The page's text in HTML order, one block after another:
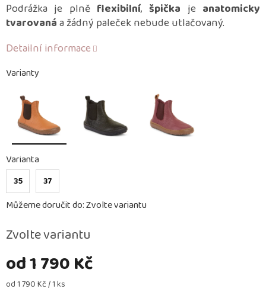
od1 790 Kč
Měrná
od 1 790 Kč / 1 ks
Zvolte variantu
Varianty
Varianta
35 37
Můžeme doručit do:Zvolte variantu
Podrážka je plně flexibilní,špička je anatomicky
tvarovanáa žádný paleček nebude utlačovaný.
Detailní informace